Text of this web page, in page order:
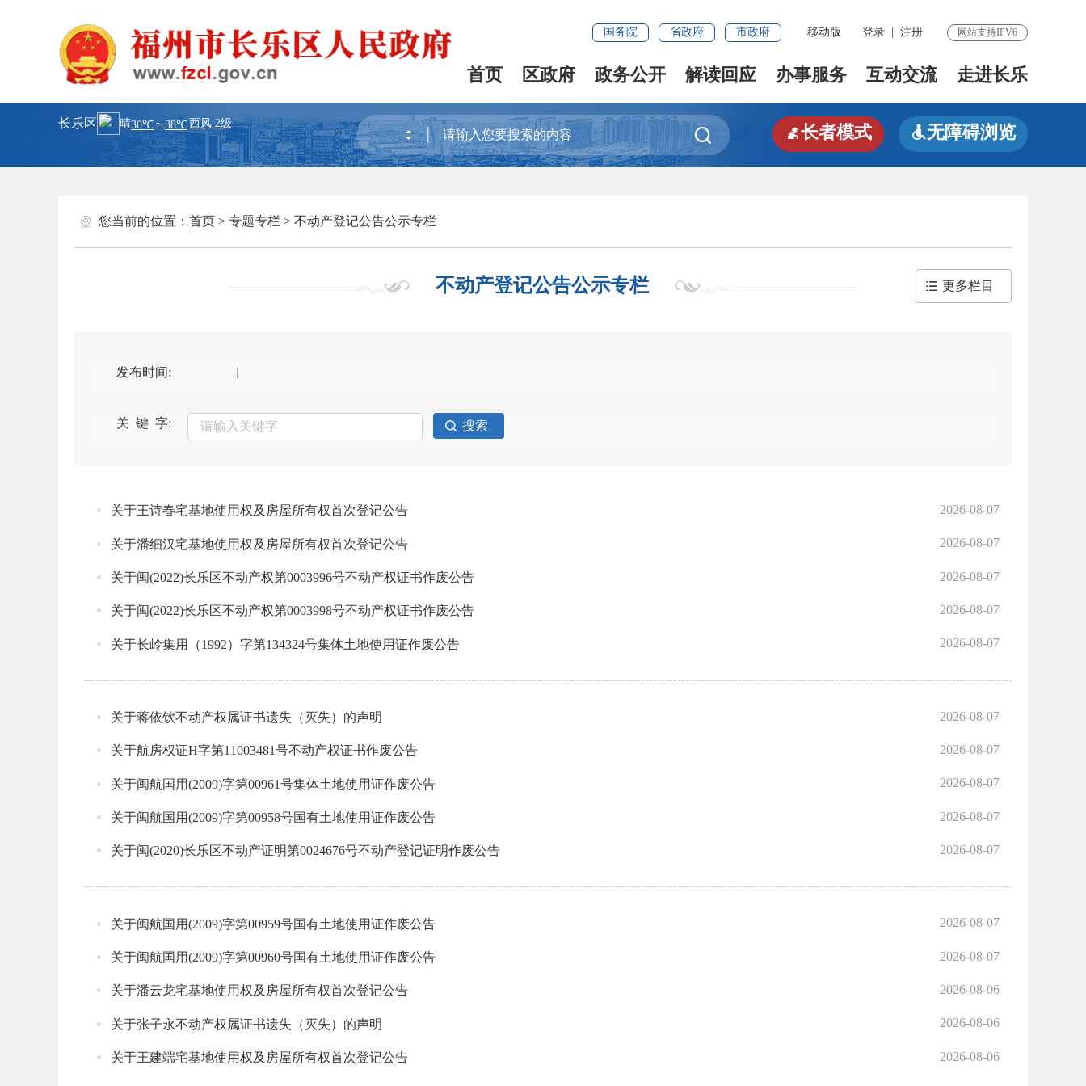
国务院 省政府 市政府 移动版 登录 注册 网站支持IPV6
首页 区政府 政务公开 解读回应 办事服务 互动交流 走进长乐
长乐区
 长者模式 无障碍浏览
您当前的位置： 首页 > 专题专栏 > 不动产登记公告公示专栏
不动产登记公告公示专栏 更多栏目
发布时间:
关 键 字:
2026-08-07
关于王诗春宅基地使用权及房屋所有权首次登记公告
2026-08-07
关于潘细汉宅基地使用权及房屋所有权首次登记公告
2026-08-07
关于闽(2022)长乐区不动产权第0003996号不动产权证书作废公告
2026-08-07
关于闽(2022)长乐区不动产权第0003998号不动产权证书作废公告
2026-08-07
关于长岭集用（1992）字第134324号集体土地使用证作废公告
2026-08-07
关于蒋依钦不动产权属证书遗失（灭失）的声明
2026-08-07
关于航房权证H字第11003481号不动产权证书作废公告
2026-08-07
关于闽航国用(2009)字第00961号集体土地使用证作废公告
2026-08-07
关于闽航国用(2009)字第00958号国有土地使用证作废公告
2026-08-07
关于闽(2020)长乐区不动产证明第0024676号不动产登记证明作废公告
2026-08-07
关于闽航国用(2009)字第00959号国有土地使用证作废公告
2026-08-07
关于闽航国用(2009)字第00960号国有土地使用证作废公告
2026-08-06
关于潘云龙宅基地使用权及房屋所有权首次登记公告
2026-08-06
关于张子永不动产权属证书遗失（灭失）的声明
2026-08-06
关于王建端宅基地使用权及房屋所有权首次登记公告